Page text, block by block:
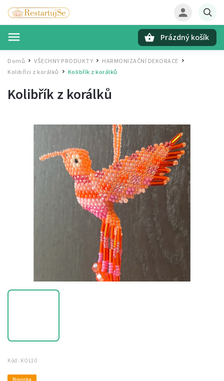
Prázdný košík
Domů / VŠECHNY PRODUKTY / HARMONIZAČNÍ DEKORACE
Kolibříci z korálků
Kolibřík z korálků
Kolibřík z korálků
Kód: KOL10
Novinka